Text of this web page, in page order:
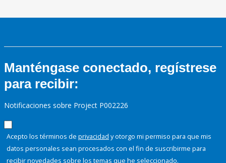
Manténgase conectado, regístrese
para recibir:
Notificaciones sobre Project P002226
Acepto los términos de privacidad y otorgo mi permiso para que mis
datos personales sean procesados con el fin de suscribirme para
recibir novedades sobre los temas que he seleccionado.